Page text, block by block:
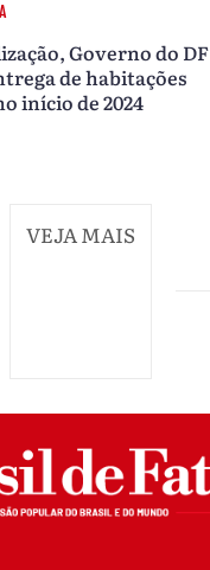
Governo do DF
de habitações
início de 2024
VEJA MAIS